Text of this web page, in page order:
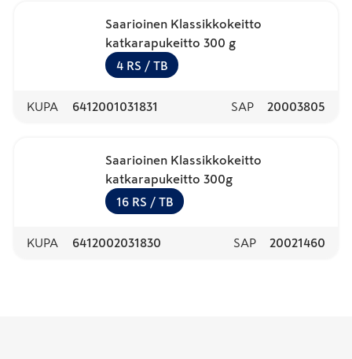
Saarioinen Klassikkokeitto
katkarapukeitto 300 g
4 RS / TB
KUPA 6412001031831 SAP 20003805
Saarioinen Klassikkokeitto
katkarapukeitto 300g
16 RS / TB
KUPA 6412002031830 SAP 20021460